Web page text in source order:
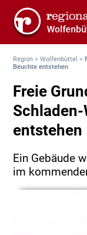
Region >Wolfenbüttel >
Beuchte entstehen
Freie
entstehen
Ein Gebäude
im